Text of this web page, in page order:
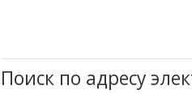
Поиск по адресу